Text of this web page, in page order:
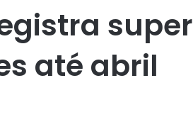
até abril